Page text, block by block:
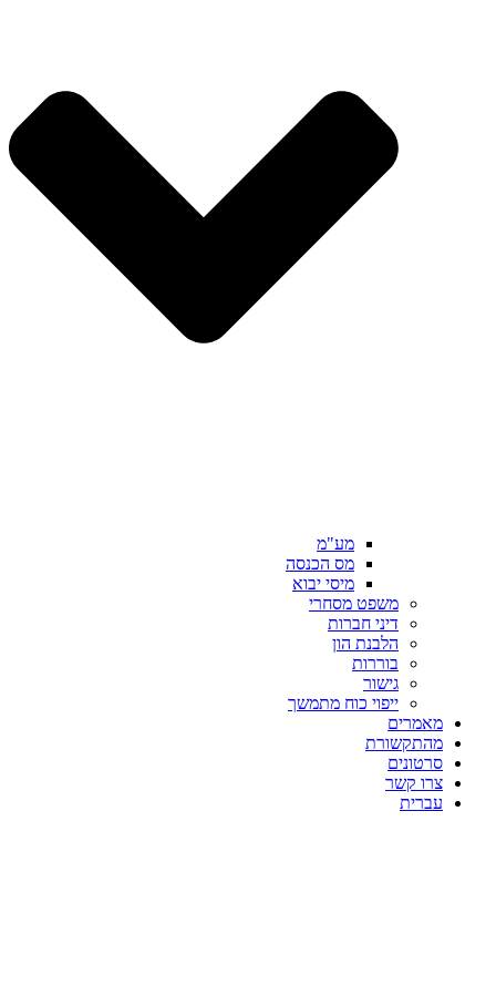
מע"מ
מס הכנסה
מיסי יבוא
משפט מסחרי
דיני חברות
הלבנת הון
בוררות
גישור
ייפוי כוח מתמשך
מאמרים
מהתקשורת
סרטונים
צרו קשר
עברית